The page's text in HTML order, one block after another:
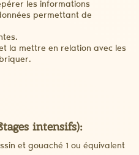
les informations
permettant de
la mettre en relation avec les
intensifs):
et gouaché 1 ou équivalent